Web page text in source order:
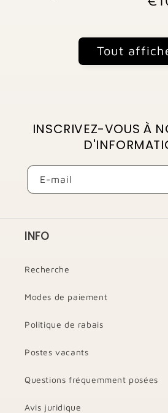
Tout
INSCRIVEZ-VOUS À
E-mail
INFO
Recherche
Modes de paiement
Politique de rabais
Postes vacants
Questions fréquemment posées
Avis juridique